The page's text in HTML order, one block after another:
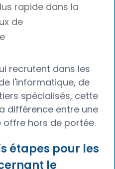
rapide dans la
de
recrutent dans les
l'informatique, de
spécialisés, cette
différence entre une
hors de portée.
étapes pour les
le